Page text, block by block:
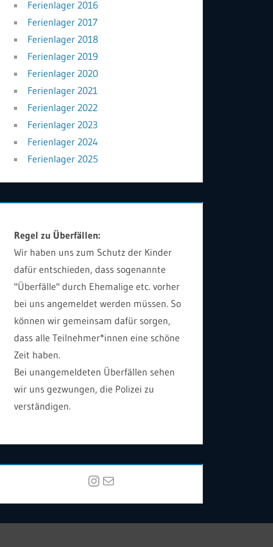
Ferienlager 2016
Ferienlager 2017
Ferienlager 2018
Ferienlager 2019
Ferienlager 2020
Ferienlager 2021
Ferienlager 2022
Ferienlager 2023
Ferienlager 2024
Ferienlager 2025
Regel zu Überfällen:
Wir haben uns zum Schutz der Kinder
dafür entschieden, dass sogenannte
"Überfälle" durch Ehemalige etc. vorher
bei uns angemeldet werden müssen. So
können wir gemeinsam dafür sorgen,
dass alle Teilnehmer*innen eine schöne
Zeit haben.
Bei unangemeldeten Überfällen sehen
wir uns gezwungen, die Polizei zu
verständigen.
Instagram
E-Mail